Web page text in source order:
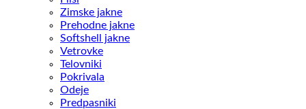
Zimske jakne
Prehodne jakne
Softshell jakne
Vetrovke
Telovniki
Pokrivala
Odeje
Predpasniki